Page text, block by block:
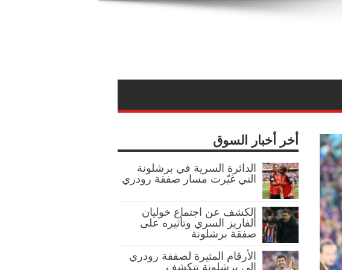
أخر أخبار السوق
الدائرة السرية في برشلونة
التي غيّرت مسار صفقة رودري
الكشف عن اجتماع خوليان
ألفاريز السري وتأثيره على
صفقة برشلونة
الأرقام المثيرة لصفقة رودري
إلى برشلونة تتكشف